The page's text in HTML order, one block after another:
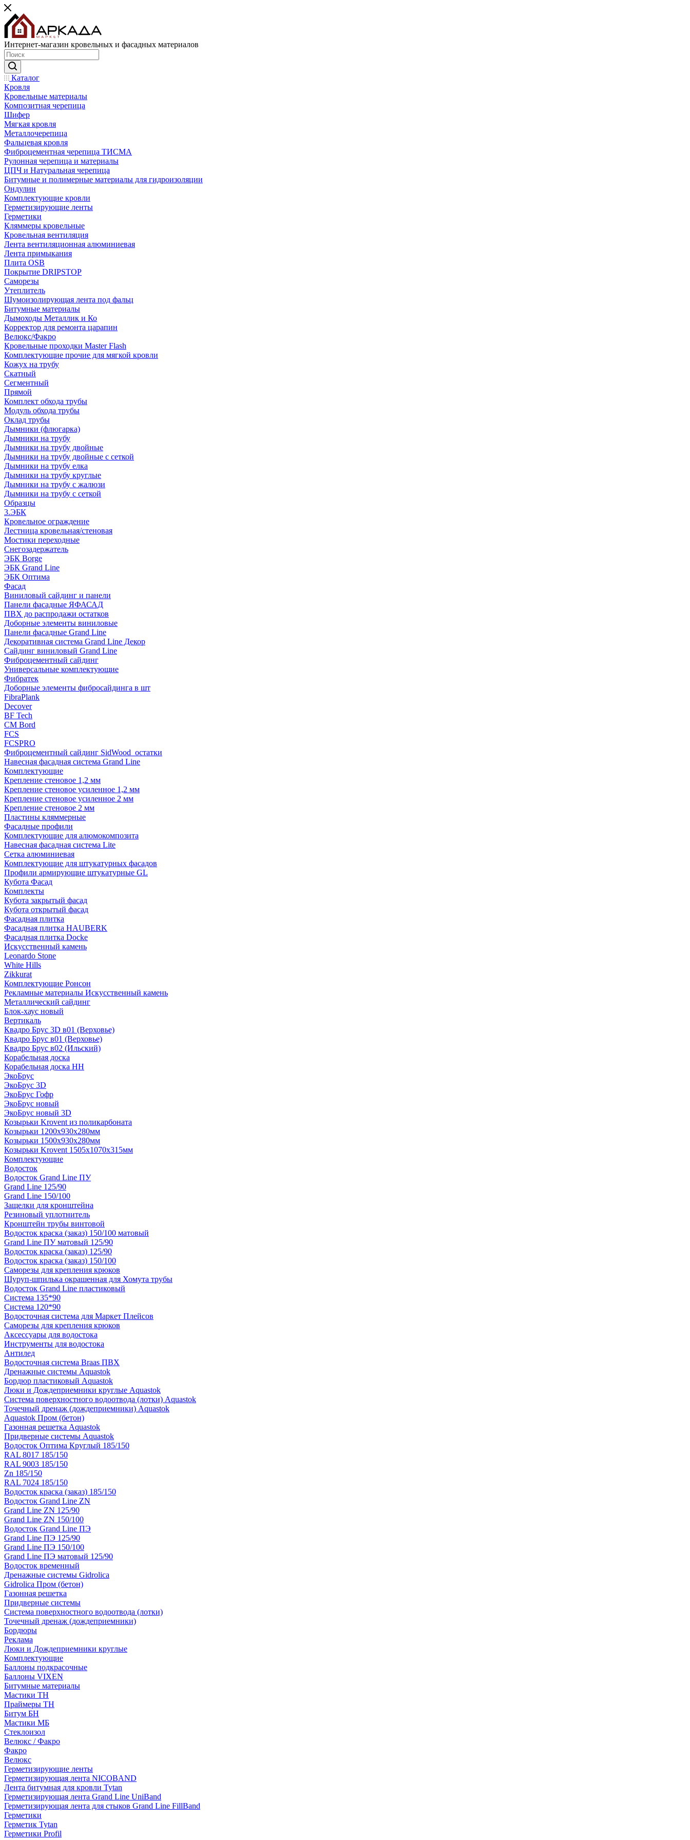
Интернет-магазин кровельных и фасадных материалов
Каталог
Кровля
Кровельные материалы
Композитная черепица
Шифер
Мягкая кровля
Металлочерепица
Фальцевая кровля
Фиброцементная черепица ТИСМА
Рулонная черепица и материалы
ЦПЧ и Натуральная черепица
Битумные и полимерные материалы для гидроизоляции
Ондулин
Комплектующие кровли
Герметизирующие ленты
Герметики
Кляммеры кровельные
Кровельная вентиляция
Лента вентиляционная алюминиевая
Лента примыкания
Плита OSB
Покрытие DRIPSTOP
Саморезы
Утеплитель
Шумоизолирующая лента под фальц
Битумные материалы
Дымоходы Металлик и Ко
Корректор для ремонта царапин
Велюкс/Факро
Кровельные проходки Master Flash
Комплектующие прочие для мягкой кровли
Кожух на трубу
Скатный
Сегментный
Прямой
Комплект обхода трубы
Модуль обхода трубы
Оклад трубы
Дымники (флюгарка)
Дымники на трубу
Дымники на трубу двoйные
Дымники на трубу двoйные с сеткой
Дымники на трубу елка
Дымники на трубу круглые
Дымники на трубу с жалюзи
Дымники на трубу с сеткой
Образцы
3.ЭБК
Кровельное ограждение
Лестница кровельная/стеновая
Мостики переходные
Снегозадержатель
ЭБК Borge
ЭБК Grand Line
ЭБК Оптима
Фасад
Виниловый сайдинг и панели
Панели фасадные ЯФАСАД
ПВХ до распродажи остатков
Доборные элементы виниловые
Панели фасадные Grand Line
Декоративная система Grand Line Декор
Сайдинг виниловый Grand Line
Фиброцементный сайдинг
Универсальные комплектующие
Фибратек
Доборные элементы фибросайдинга в шт
FibraPlank
Decover
BF Tech
CM Bord
FCS
FCSPRO
Фиброцементный сайдинг SidWood_остатки
Навесная фасадная система Grand Line
Комплектующие
Крепление стеновое 1,2 мм
Крепление стеновое усиленное 1,2 мм
Крепление стеновое усиленное 2 мм
Крепление стеновое 2 мм
Пластины кляммерные
Фасадные профили
Комплектующие для алюмокомпозита
Навесная фасадная система Lite
Сетка алюминиевая
Комплектующие для штукатурных фасадов
Профили армирующие штукатурные GL
Кубота Фасад
Комплекты
Кубота закрытый фасад
Кубота открытый фасад
Фасадная плитка
Фасадная плитка HAUBERK
Фасадная плитка Docke
Искусственный камень
Leonardo Stone
White Hills
Zikkurat
Комплектующие Ронсон
Рекламные материалы Искусственный камень
Металлический сайдинг
Блок-хаус новый
Вертикаль
Квадро Брус 3D в01 (Верховье)
Квадро Брус в01 (Верховье)
Квадро Брус в02 (Ильский)
Корабельная доска
Корабельная доска НН
ЭкоБрус
ЭкоБрус 3D
ЭкоБрус Гофр
ЭкоБрус новый
ЭкоБрус новый 3D
Козырьки Krovent из поликарбоната
Козырьки 1200х930х280мм
Козырьки 1500х930х280мм
Козырьки Krovent 1505х1070х315мм
Комплектующие
Водосток
Водосток Grand Line ПУ
Grand Line 125/90
Grand Line 150/100
Защелки для кронштейна
Резиновый уплотнитель
Кронштейн трубы винтовой
Водосток краска (заказ) 150/100 матовый
Grand Line ПУ матовый 125/90
Водосток краска (заказ) 125/90
Водосток краска (заказ) 150/100
Саморезы для крепления крюков
Шуруп-шпилька окрашенная для Хомута трубы
Водосток Grand Line пластиковый
Система 135*90
Система 120*90
Водосточная система для Маркет Плейсов
Саморезы для крепления крюков
Аксессуары для водостока
Инструменты для водостока
Антилед
Водосточная система Braas ПВХ
Дренажные системы Aquastok
Бордюр пластиковый Aquastok
Люки и Дождеприемники круглые Aquastok
Система поверхностного водоотвода (лотки) Aquastok
Точечный дренаж (дождеприемники) Aquastok
Aquastok Пром (бетон)
Газонная решетка Aquastok
Придверные системы Aquastok
Водосток Оптима Круглый 185/150
RAL 8017 185/150
RAL 9003 185/150
Zn 185/150
RAL 7024 185/150
Водосток краска (заказ) 185/150
Водосток Grand Line ZN
Grand Line ZN 125/90
Grand Line ZN 150/100
Водосток Grand Line ПЭ
Grand Line ПЭ 125/90
Grand Line ПЭ 150/100
Grand Line ПЭ матовый 125/90
Водосток временный
Дренажные системы Gidrolica
Gidrolica Пром (бетон)
Газонная решетка
Придверные системы
Система поверхностного водоотвода (лотки)
Точечный дренаж (дождеприемники)
Бордюры
Рекламa
Люки и Дождеприемники круглые
Комплектующие
Баллоны подкрасочные
Баллоны VIXEN
Битумные материалы
Мастики ТН
Праймеры ТН
Битум БН
Мастики МБ
Стеклоизол
Велюкс / Факро
Факро
Велюкс
Герметизирующие ленты
Герметизирующая лента NICOBAND
Лента битумная для кровли Tytan
Герметизирующая лента Grand Line UniBand
Герметизирующая лента для стыков Grand Line FillBand
Герметики
Герметик Tytan
Герметики Profil